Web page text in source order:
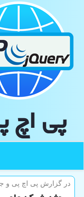
پی اچ
در گزارش پی اچ پی و